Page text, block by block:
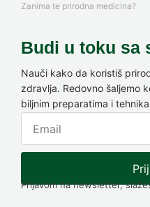
Zanima te prirodna medicina?
Budi u toku sa
Nauči kako da koristiš
zdravlja. Redovno šaljemo
biljnim preparatima i
Prijavom na newsletter,